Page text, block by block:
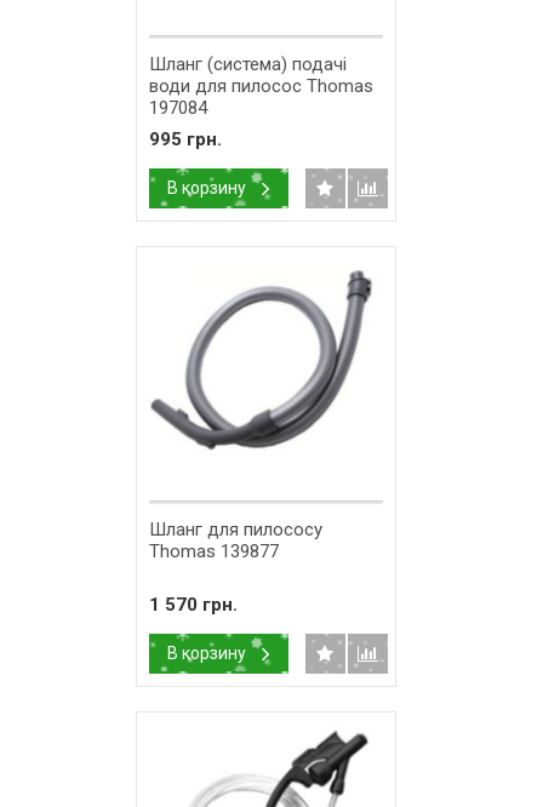
Шланг (система) подачі
води для пилосос Thomas
197084
995 грн.
В корзину
Шланг для пилососу
Thomas 139877
1 570 грн.
В корзину